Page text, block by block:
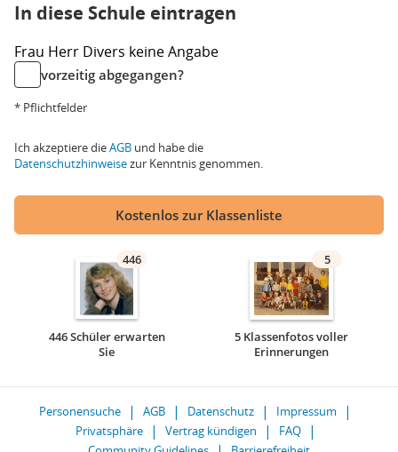
In diese Schule eintragen
Frau Herr Divers keine Angabe
vorzeitig abgegangen?
* Pflichtfelder
Ich akzeptiere dieAGB und habe die
Datenschutzhinweisezur Kenntnis genommen.
Kostenlos zur Klassenliste
446
446 Schüler erwarten
Sie
5
5 Klassenfotos voller
Erinnerungen
Personensuche AGB Datenschutz
Impressum
Privatsphäre
Vertrag kündigen
FAQ